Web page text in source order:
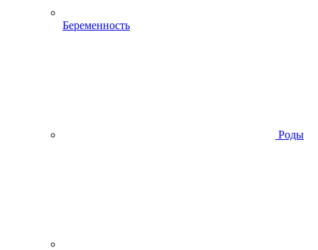
Беременность
Роды